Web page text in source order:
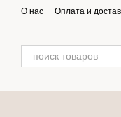
Перейти к основному
О нас Оплата и